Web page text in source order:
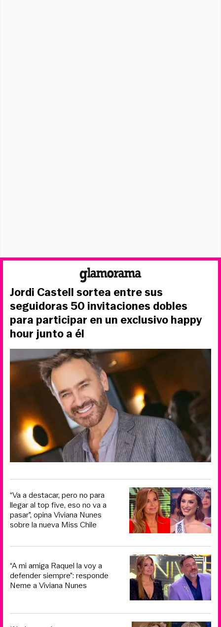
Jordi Castell sortea entre sus
seguidoras 50 invitaciones dobles
para participar en un exclusivo happy
hour junto a él
“Va a destacar, pero no para
llegar al top five, eso no va a
pasar”, opina Viviana Nunes
sobre la nueva Miss Chile
“A mi amiga Raquel la voy a
defender siempre”: responde
Neme a Viviana Nunes